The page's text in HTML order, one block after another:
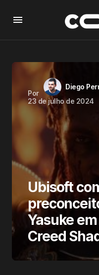
Por
Diego
23 de julho de 2024
Ubisoft
Yasuke
Creed